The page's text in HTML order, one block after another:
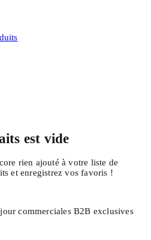
est vide
rien ajouté à votre liste de
et enregistrez vos favoris !
commerciales B2B exclusives